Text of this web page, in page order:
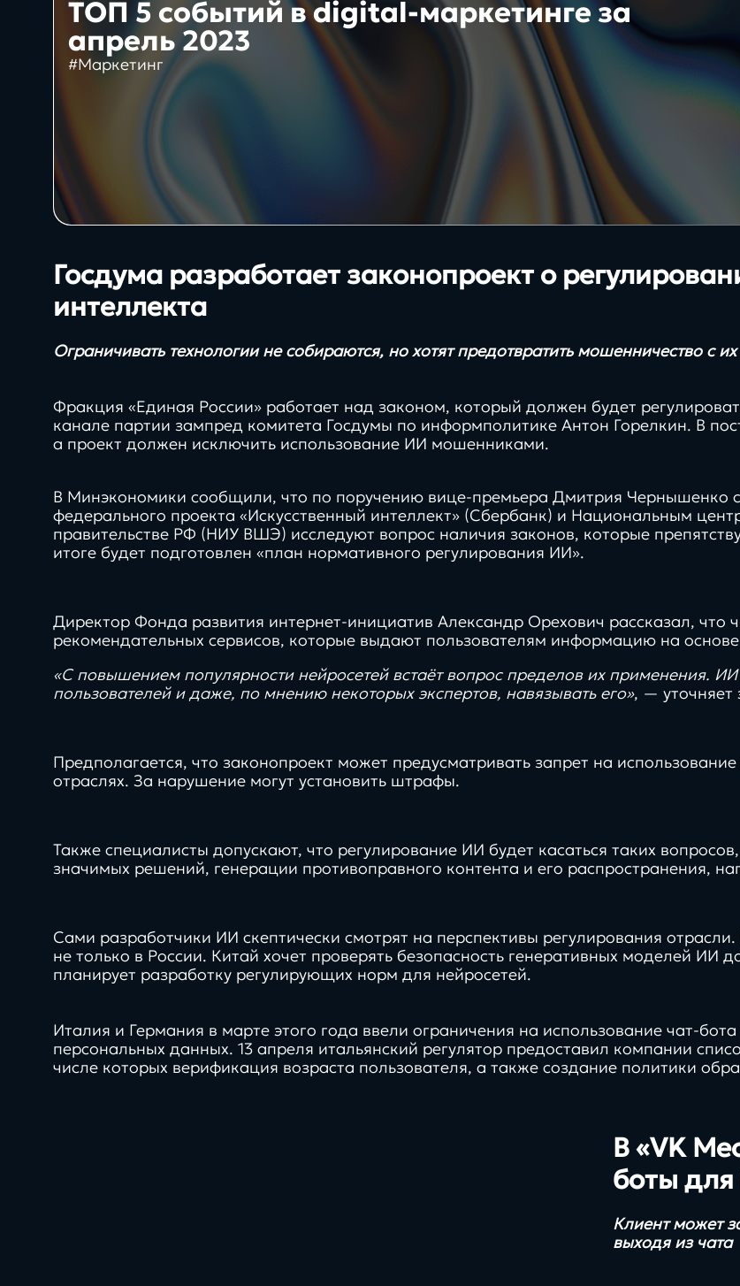
Платформа
System
CRM
XRM
BPM
Интеграция 1С и Битрикс24
Сервисы
Техподдержка
проектов Битрикс
Хостинг/VDS
стратегии,
управление,
эввективность и
про
лет создаём цифровые
решения
успешных проектов для
бизнеса
платформ с сертификатами
нашей команды
работаем in-house без
Проекты
Блог
Direkt
О нас Контакты
ТОП 5 событий в digital-маркетинге за
апрель 2023
#Маркетинг
Госдума разработает законопроект о
интеллекта
Ограничивать технологии не собираются, но хотят предотвратить мошенничество с
Фракция «Единая России» работает над законом, который должен будет
канале партии зампред комитета Госдумы по информполитике Антон Горелкин. В
а проект должен исключить использование ИИ мошенниками.
В Минэкономики сообщили, что по поручению вице-премьера Дмитрия Чернышенко
федерального проекта «Искусственный интеллект» (Сбербанк) и Национальным
правительстве РФ (НИУ ВШЭ) исследуют вопрос наличия законов, которые
итоге будет подготовлен «план нормативного регулирования ИИ».
Директор Фонда развития интернет-инициатив Александр Орехович рассказал, что
рекомендательных сервисов, которые выдают пользователям информацию на
«С повышением популярности нейросетей встаёт вопрос пределов их применения.
пользователей и даже, по мнению некоторых экспертов, навязывать его», — уточняет
Предполагается, что законопроект может предусматривать запрет на
отраслях. За нарушение могут установить штрафы.
Также специалисты допускают, что регулирование ИИ будет касаться таких
значимых решений, генерации противоправного контента и его распространения,
Сами разработчики ИИ скептически смотрят на перспективы регулирования
не только в России. Китай хочет проверять безопасность генеративных моделей ИИ
планирует разработку регулирующих норм для нейросетей.
Италия и Германия в марте этого года ввели ограничения на использование чат-
персональных данных. 13 апреля итальянский регулятор предоставил компании
числе которых верификация возраста пользователя, а также создание политики
В «VK
боты для
Клиент может
выходя из чата